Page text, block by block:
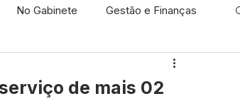
No Gabinete Gestão e Finanças
e Produção Meio Ambiente
de mais 02